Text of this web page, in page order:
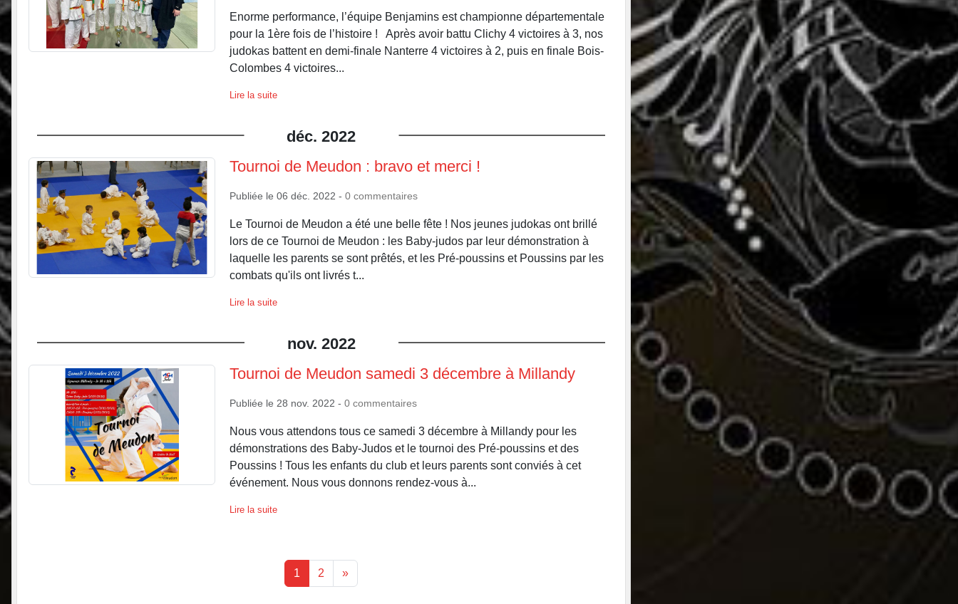
Enorme performance, l’équipe Benjamins est championne départementale
pour la 1ère fois de l’histoire ! Après avoir battu Clichy 4 victoires à 3, nos
judokas battent en demi-finale Nanterre 4 victoires à 2, puis en finale Bois-
Colombes 4 victoires...
Lire la suite
déc. 2022
Tournoi de Meudon : bravo et merci !
Publiée le 06 déc. 2022 - 0 commentaires
Le Tournoi de Meudon a été une belle fête ! Nos jeunes judokas ont brillé
lors de ce Tournoi de Meudon : les Baby-judos par leur démonstration à
laquelle les parents se sont prêtés, et les Pré-poussins et Poussins par les
combats qu'ils ont livrés t...
Lire la suite
nov. 2022
Tournoi de Meudon samedi 3 décembre à Millandy
Publiée le 28 nov. 2022 - 0 commentaires
Nous vous attendons tous ce samedi 3 décembre à Millandy pour les
démonstrations des Baby-Judos et le tournoi des Pré-poussins et des
Poussins ! Tous les enfants du club et leurs parents sont conviés à cet
événement. Nous vous donnons rendez-vous à...
Lire la suite
1 2 »